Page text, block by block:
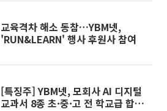
교육격차 해소 동참…YBM넷,
'RUN&LEARN' 행사 후원사 참여
[특징주] YBM넷, 모회사 AI 디지털
교과서 8종 초·중·고 전 학교급 합